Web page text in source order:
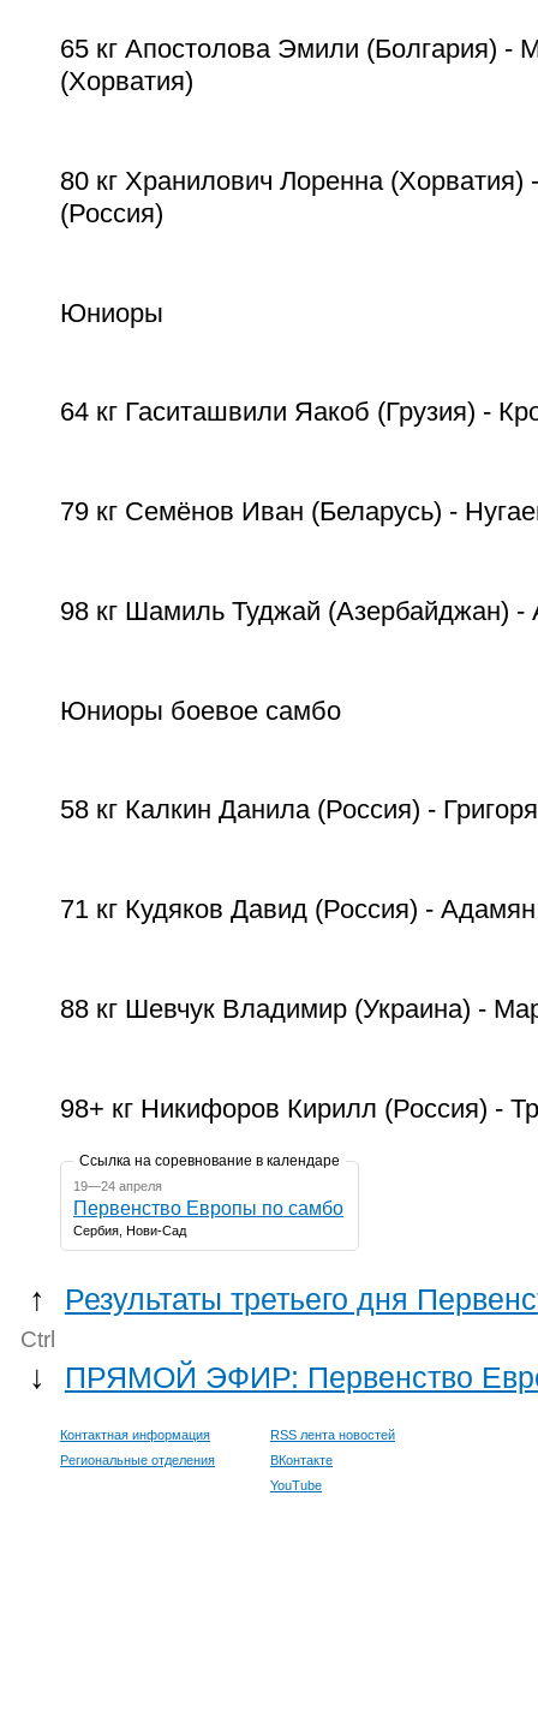
65 кг Апостолова Эмили (Болгария) -
(Хорватия)
80 кг Хранилович Лоренна
(Россия)
Юниоры
64 кг Гаситашвили Яакоб (Грузия) -
79 кг Семёнов Иван (Беларусь) -
98 кг Шамиль Туджай (Азербайджан) -
Юниоры боевое самбо
58 кг Калкин Данила (Россия) -
71 кг Кудяков Давид (Россия) -
88 кг Шевчук Владимир (Украина) -
98+ кг Никифоров Кирилл (Россия) -
Ссылка на соревнование в календаре
19—24 апреля
Первенство Европы по самбо
Сербия, Нови-Сад
↑ Результаты третьего дня
Ctrl
↓ ПРЯМОЙ ЭФИР: Первенство
Контактная информация
Региональные отделения
RSS лента новостей
ВКонтакте
YouTube